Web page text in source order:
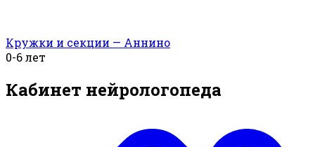
Кружки и секции — Аннино
0-6 лет
Кабинет нейрологопеда